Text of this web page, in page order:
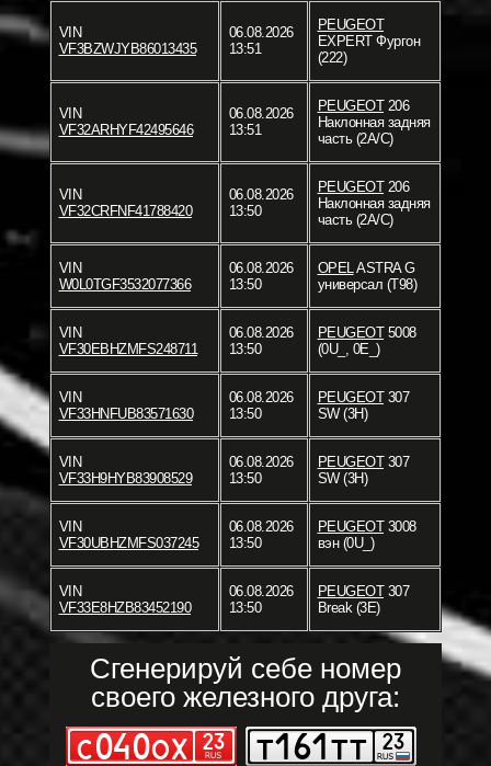
VIN
VF3BZWJYB86013435
06.08.2026
13:51
PEUGEOT
EXPERT Фургон
(222)
VIN
VF32ARHYF42495646
06.08.2026
13:51
PEUGEOT206
Наклонная задняя
часть (2A/C)
VIN
VF32CRFNF41788420
06.08.2026
13:50
PEUGEOT206
Наклонная задняя
часть (2A/C)
VIN
W0L0TGF3532077366
06.08.2026
13:50
OPELASTRA G
универсал (T98)
VIN
VF30EBHZMFS248711
06.08.2026
13:50
PEUGEOT5008
(0U_, 0E_)
VIN
VF33HNFUB83571630
06.08.2026
13:50
PEUGEOT307
SW (3H)
VIN
VF33H9HYB83908529
06.08.2026
13:50
PEUGEOT307
SW (3H)
VIN
VF30UBHZMFS037245
06.08.2026
13:50
PEUGEOT3008
вэн (0U_)
VIN
VF33E8HZB83452190
06.08.2026
13:50
PEUGEOT307
Break (3E)
Сгенерируй себе номер
своего железного друга: